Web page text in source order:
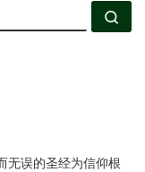
无误的圣经为信仰根